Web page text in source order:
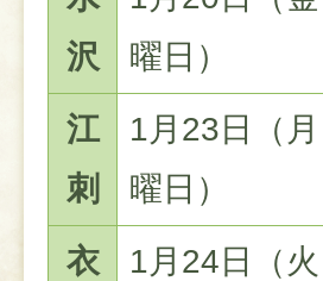
沢
曜日）
江
刺
1月23日（月
曜日）
衣
1月24日（火